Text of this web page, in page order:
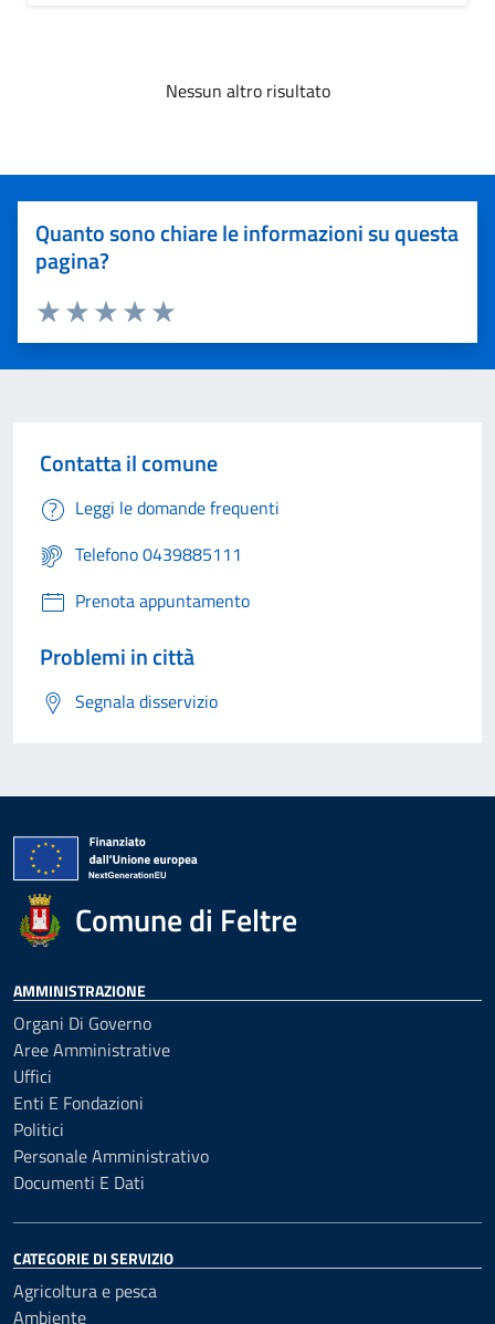
Nessun altro risultato
Quanto sono chiare le informazioni su questa
pagina?
Valuta 5 stelle su 5
Valuta 4 stelle su 5
Valuta 3 stelle su 5
Valuta 2 stelle su 5
Valuta 1 stelle su 5
Contatta il comune
Leggi le domande frequenti
Telefono 0439885111
Prenota appuntamento
Problemi in città
Segnala disservizio
Comune di Feltre
AMMINISTRAZIONE
Organi Di Governo
Aree Amministrative
Uffici
Enti E Fondazioni
Politici
Personale Amministrativo
Documenti E Dati
CATEGORIE DI SERVIZIO
Agricoltura e pesca
Ambiente